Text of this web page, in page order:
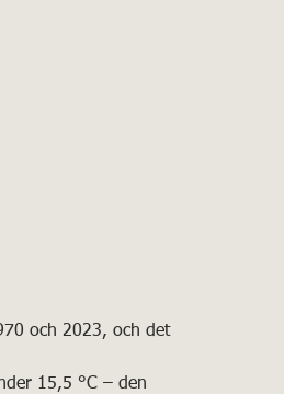
och 2023, och det
15,5 °C – den